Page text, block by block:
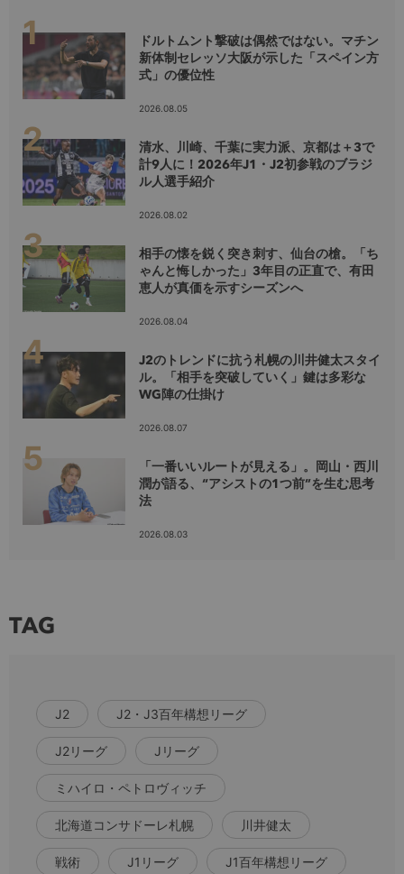
ドルトムント撃破は偶然ではない。マチン
新体制セレッソ大阪が示した「スペイン方
式」の優位性
2026.08.05
清水、川崎、千葉に実力派、京都は＋3で
計9人に！2026年J1・J2初参戦のブラジ
ル人選手紹介
2026.08.02
相手の懐を鋭く突き刺す、仙台の槍。「ち
ゃんと悔しかった」3年目の正直で、有田
恵人が真価を示すシーズンへ
2026.08.04
J2のトレンドに抗う札幌の川井健太スタイ
ル。「相手を突破していく」鍵は多彩な
WG陣の仕掛け
2026.08.07
「一番いいルートが見える」。岡山・西川
潤が語る、“アシストの1つ前”を生む思考
法
2026.08.03
TAG
J2 J2・J3百年構想リーグ
J2リーグ Jリーグ
ミハイロ・ペトロヴィッチ
北海道コンサドーレ札幌 川井健太
戦術 J1リーグ J1百年構想リーグ